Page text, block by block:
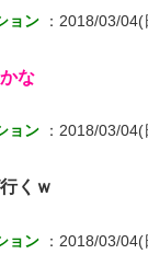
ョン
：2018/03/
な
ョン
：2018/03/
くｗ
ョン
：2018/03/